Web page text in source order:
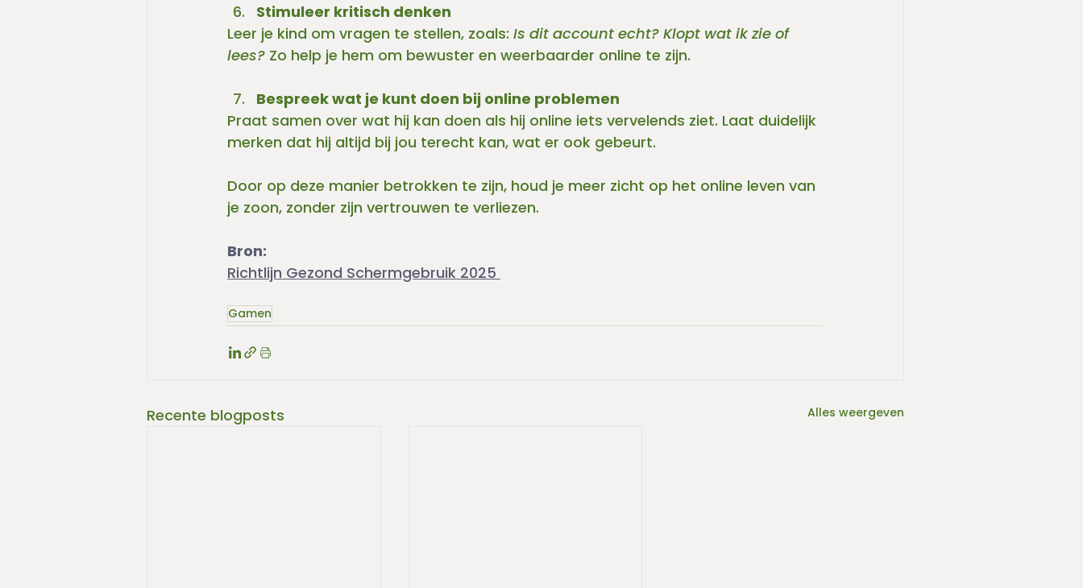
Stimuleer kritisch denken
Leer je kind om vragen te stellen, zoals: Is dit account echt? Klopt wat ik zie of
lees? Zo help je hem om bewuster en weerbaarder online te zijn.
Bespreek wat je kunt doen bij online problemen
Praat samen over wat hij kan doen als hij online iets vervelends ziet. Laat duidelijk
merken dat hij altijd bij jou terecht kan, wat er ook gebeurt.
Door op deze manier betrokken te zijn, houd je meer zicht op het online leven van
je zoon, zonder zijn vertrouwen te verliezen.
Bron:
Richtlijn Gezond Schermgebruik 2025
Gamen
Recente blogposts Alles weergeven